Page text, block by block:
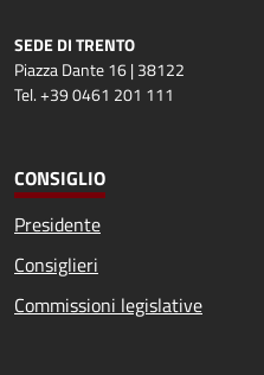
SEDE DI TRENTO
Piazza Dante 16 | 38122
Tel. +39 0461 201 111
CONSIGLIO
Presidente
Consiglieri
Commissioni legislative